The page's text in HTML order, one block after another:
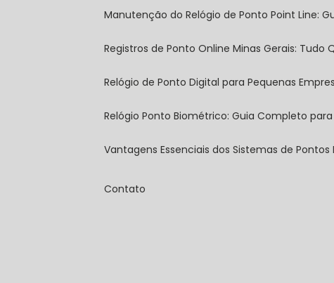
Manutenção do Relógio de Ponto Point Line:
Registros de Ponto Online Minas Gerais: Tudo
Relógio de Ponto Digital para Pequenas
Relógio Ponto Biométrico: Guia Completo
Vantagens Essenciais dos Sistemas de
Contato